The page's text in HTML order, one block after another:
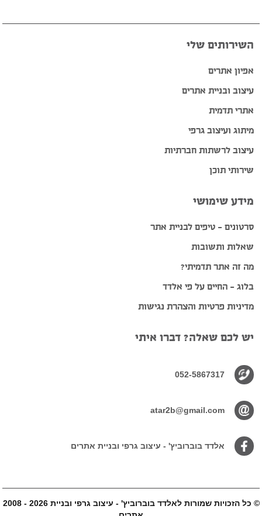
השירותים שלי
אפיון אתרים
עיצוב ובניית אתרים
אתרי תדמית
מיתוג ועיצוב גרפי
עיצוב לרשתות חברתיות
שירותי תוכן
מידע שימושי
סרטונים – טיפים לבניית אתר
שאלות ותשובות
מה זה אתר תדמיתי?
בלוג – החיים על פי אלדד
מדיניות פרטיות והצהרת נגישות
יש לכם שאלה? דברו איתי
052-5867317
atar2b@gmail.com
אלדד בוברוביץ' - עיצוב גרפי ובניית אתרים
© כל הזכויות שמורות ל
2008 - 2026 אלדד בוברוביץ' - עיצוב גרפי ובניית